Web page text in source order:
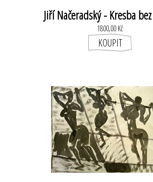
Jiří Načeradský - Kresba
1800,00 Kč